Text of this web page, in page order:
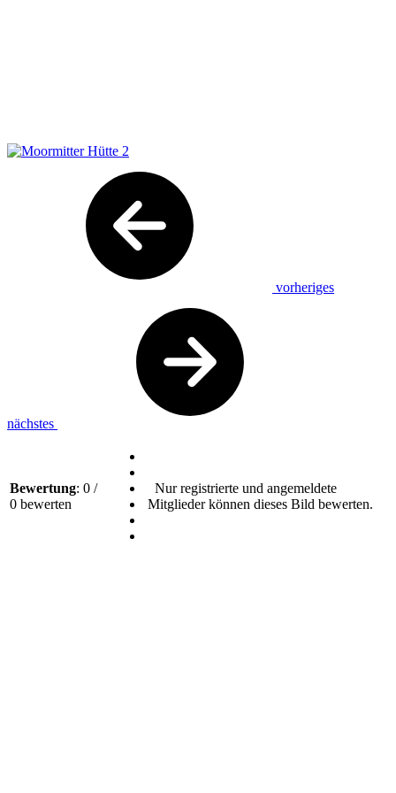
vorheriges
nächstes
Bewertung: 0 /
0 bewerten
Nur registrierte und angemeldete
Mitglieder können dieses Bild bewerten.